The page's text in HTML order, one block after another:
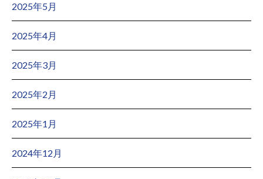
2025年5月
2025年4月
2025年3月
2025年2月
2025年1月
2024年12月